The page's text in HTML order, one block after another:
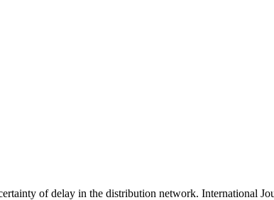
of delay in the distribution network. International